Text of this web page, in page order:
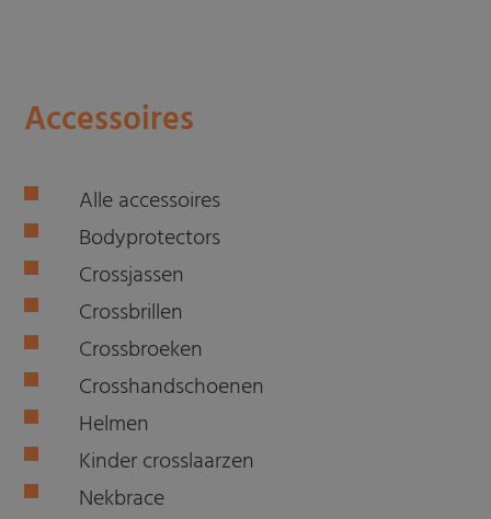
Accessoires
Alle accessoires
Bodyprotectors
Crossjassen
Crossbrillen
Crossbroeken
Crosshandschoenen
Helmen
Kinder crosslaarzen
Nekbrace